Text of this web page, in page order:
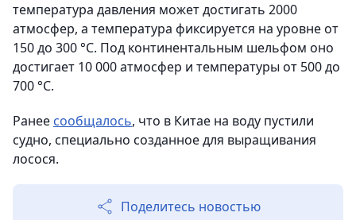
температура давления может достигать 2000
атмосфер, а температура фиксируется на уровне от
150 до 300 °C. Под континентальным шельфом оно
достигает 10 000 атмосфер и температуры от 500 до
700 °C.
Ранее сообщалось, что в Китае на воду пустили
судно, специально созданное для выращивания
лосося.
Поделитесь новостью